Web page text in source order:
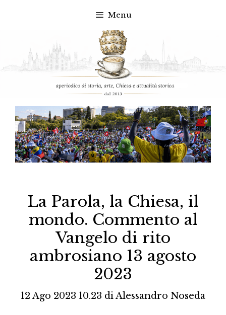
contenuto
Menu
La Parola, la Chiesa, il
mondo. Commento al
Vangelo di rito
ambrosiano 13 agosto
2023
12 Ago 2023 10.23 diAlessandro Noseda